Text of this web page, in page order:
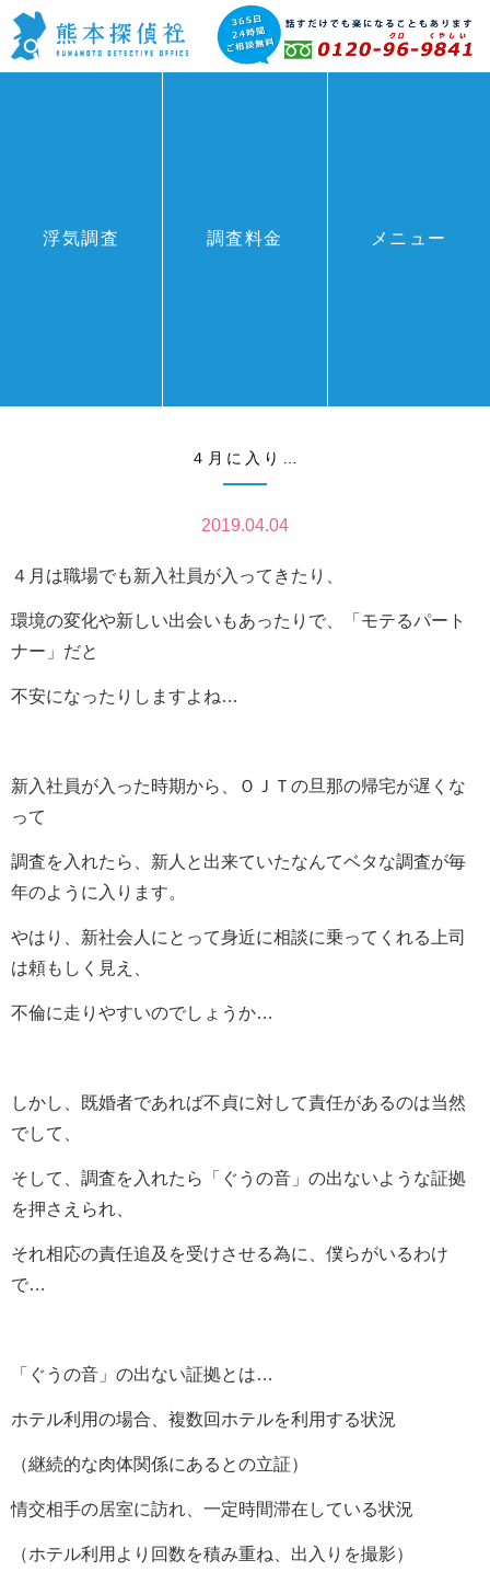
浮気調査 調査料金 メニュー
BLOG
４月に入り…
2019.04.04
４月は職場でも新入社員が入ってきたり、
環境の変化や新しい出会いもあったりで、「モテるパート
ナー」だと
不安になったりしますよね…
新入社員が入った時期から、ＯＪＴの旦那の帰宅が遅くな
って
調査を入れたら、新人と出来ていたなんてベタな調査が毎
年のように入ります。
やはり、新社会人にとって身近に相談に乗ってくれる上司
は頼もしく見え、
不倫に走りやすいのでしょうか…
しかし、既婚者であれば不貞に対して責任があるのは当然
でして、
そして、調査を入れたら「ぐうの音」の出ないような証拠
を押さえられ、
それ相応の責任追及を受けさせる為に、僕らがいるわけ
で…
「ぐうの音」の出ない証拠とは…
ホテル利用の場合、複数回ホテルを利用する状況
（継続的な肉体関係にあるとの立証）
情交相手の居室に訪れ、一定時間滞在している状況
（ホテル利用より回数を積み重ね、出入りを撮影）